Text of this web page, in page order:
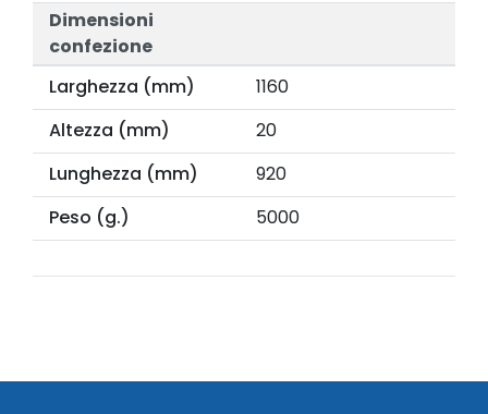
Dimensioni
confezione
Larghezza (mm)
1160
Altezza (mm)
20
Lunghezza (mm)
920
Peso (g.)
5000